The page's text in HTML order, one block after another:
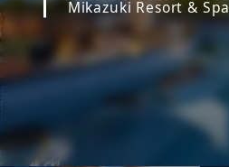
Mikazuki Resort & Spa